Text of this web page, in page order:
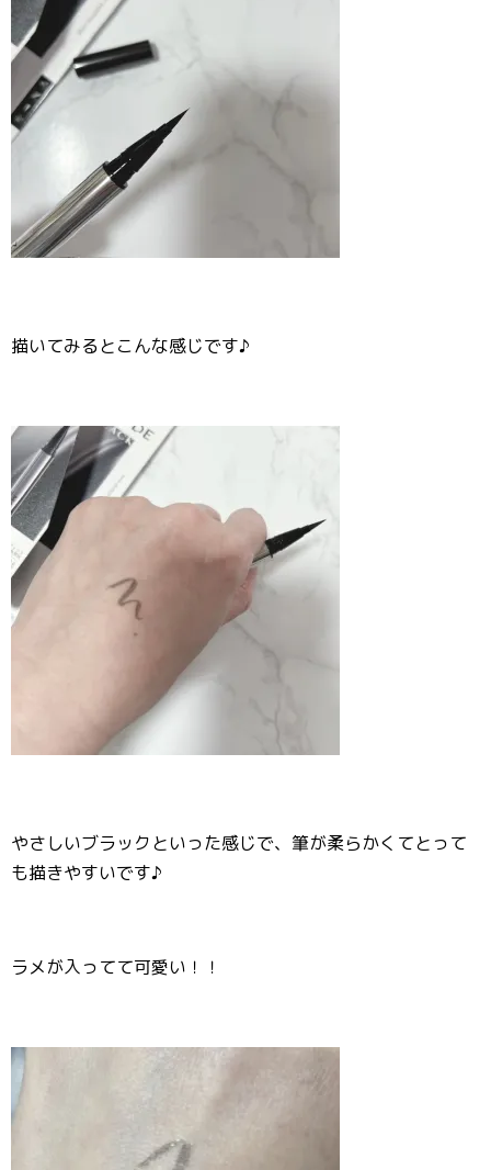
描いてみるとこんな感じです♪
やさしいブラックといった感じで、筆が柔らかくてとって
も描きやすいです♪
ラメが入ってて可愛い！！